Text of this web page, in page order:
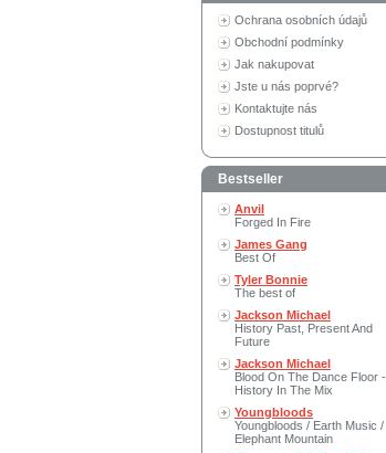
Ochrana osobních údajů
Obchodní podmínky
Jak nakupovat
Jste u nás poprvé?
Kontaktujte nás
Dostupnost titulů
Bestseller
Anvil
Forged In Fire
James Gang
Best Of
Tyler Bonnie
The best of
Jackson Michael
History Past, Present And
Future
Jackson Michael
Blood On The Dance Floor -
History In The Mix
Youngbloods
Youngbloods / Earth Music /
Elephant Mountain